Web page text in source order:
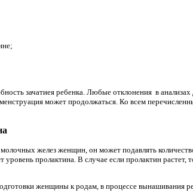
зачатиея ребенка. Любые отклонения в
может продолжаться. Ко всем
желез женщин, он может подавлять
уровень пролактина. В случае если пролактин растет,
женщины к родам, в процессе вынашивания